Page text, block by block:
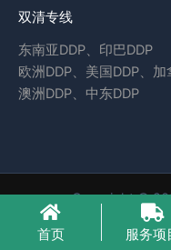
双清专线
东南亚DDP、印巴DDP
欧洲DDP、美国DDP、加
澳洲DDP、中东DDP
Copyright ©
粤
首页 服务项